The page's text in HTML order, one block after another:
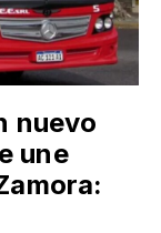
nuevo
une